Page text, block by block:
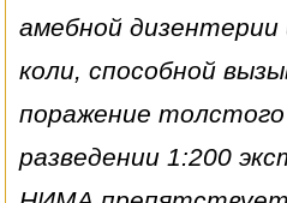
амебной
коли, способной
поражение
разведении 1:200